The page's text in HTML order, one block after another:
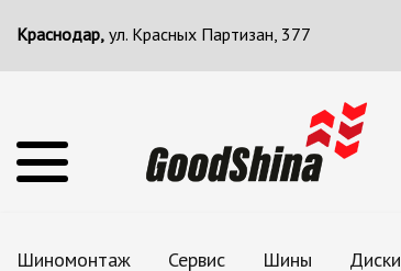
Краснодар, ул. Красных Партизан, 377
Шиномонтаж Сервис Шины Диски